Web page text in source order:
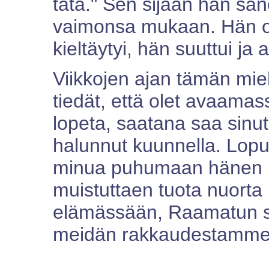
tätä." Sen sijaan hän
vaimonsa mukaan. Hän
kieltäytyi, hän suuttui ja
Viikkojen ajan tämän
tiedät, että olet
lopeta, saatana saa
halunnut kuunnella.
minua puhumaan
muistuttaen tuota
elämässään, Raamatun
meidän